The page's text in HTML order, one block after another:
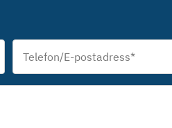
Telefon/E-
postadress*